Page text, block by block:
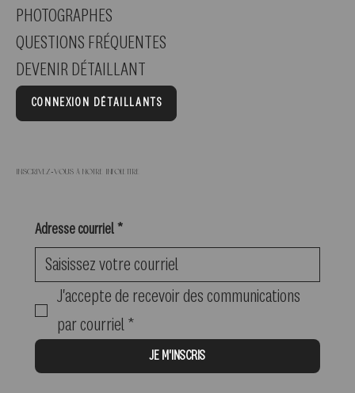
PHOTOGRAPHES
QUESTIONS FRÉQUENTES
DEVENIR DÉTAILLANT
CONNEXION DÉTAILLANTS
Inscrivez-vous à notre infolettre
Adresse courriel *
J'accepte de recevoir des communications
par courriel *
JE M'INSCRIS